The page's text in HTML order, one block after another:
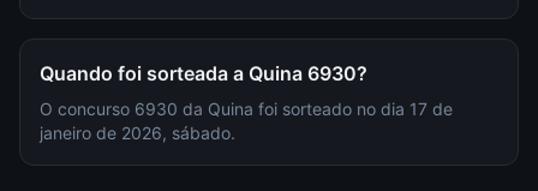
Quando foi sorteada a Quina 6930?
O concurso 6930 da Quina foi sorteado no dia 17 de
janeiro de 2026, sábado.